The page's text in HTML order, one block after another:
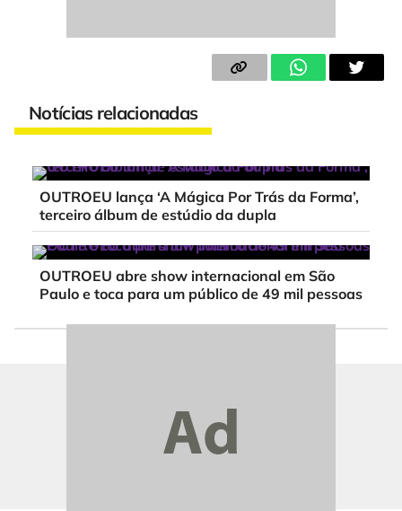
Notícias relacionadas
OUTROEU lança ‘A Mágica Por Trás da Forma’,
terceiro álbum de estúdio da dupla
OUTROEU abre show internacional em São
Paulo e toca para um público de 49 mil pessoas